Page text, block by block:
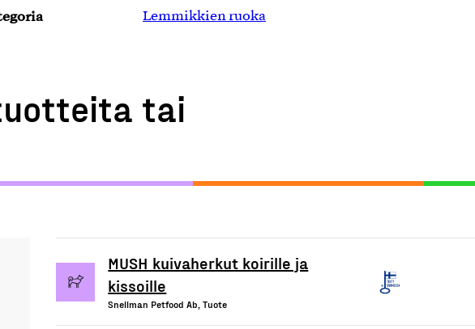
Lemmikkien ruoka
tai
MUSH kuivaherkut koirille ja
kissoille
Snellman Petfood Ab, Tuote